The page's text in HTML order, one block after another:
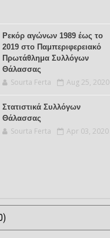
Ρεκόρ αγώνων 1989 έως το
2019 στο Παμπεριφερειακό
Πρωτάθλημα Συλλόγων
Θάλασσας
Sourta Ferta Aug 25, 2020
Στατιστικά Συλλόγων
Θάλασσας
Sourta Ferta Apr 03, 2020